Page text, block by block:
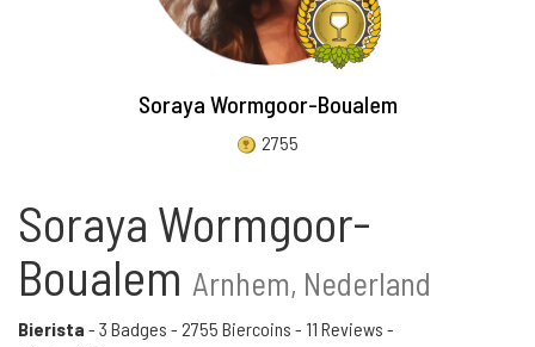
Soraya Wormgoor-Boualem
2755
Soraya Wormgoor-
Boualem Arnhem, Nederland
Bierista - 3 Badges - 2755 Biercoins - 11 Reviews -